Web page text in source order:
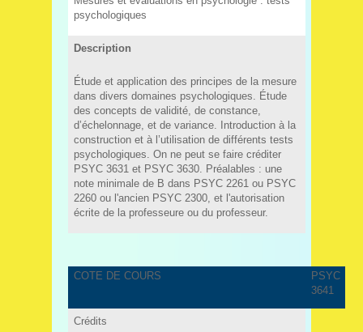
psychologiques
Description
Étude et application des principes de la mesure
dans divers domaines psychologiques. Étude
des concepts de validité, de constance,
d’échelonnage, et de variance. Introduction à la
construction et à l’utilisation de différents tests
psychologiques. On ne peut se faire créditer
PSYC 3631 et PSYC 3630. Préalables : une
note minimale de B dans PSYC 2261 ou PSYC
2260 ou l'ancien PSYC 2300, et l'autorisation
écrite de la professeure ou du professeur.
COTE DE COURS
PSYC
3641
Crédits